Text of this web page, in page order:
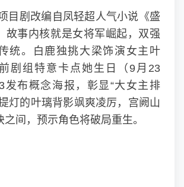
目剧改编自凤轻超人气小说《盛
故事内核就是女将军崛起，双强
统。白鹿独挑大梁饰演女主叶
剧组特意卡点她生日（9月23
发布概念海报，彰显“大女主排
灯的叶璃背影飒爽凌厉，宫阙山
之间，预示角色将破局重生。